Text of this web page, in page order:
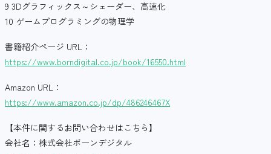
9 3Dグラフィックス～シェーダー、高速化
10 ゲームプログラミングの物理学
書籍紹介ページ URL：
https://www.borndigital.co.jp/book/16550.html
Amazon URL：
https://www.amazon.co.jp/dp/486246467X
【本件に関するお問い合わせはこちら】
会社名：株式会社ボーンデジタル